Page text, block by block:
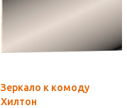
Зеркало к комоду
Хилтон